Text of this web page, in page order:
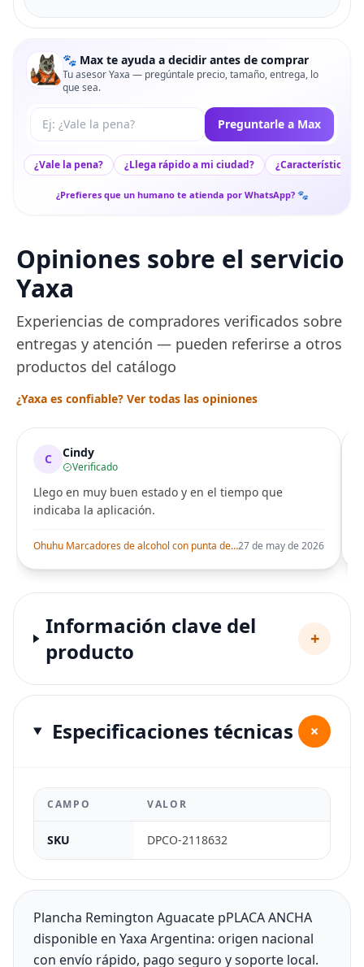
🐾 Max te ayuda a decidir antes de comprar
Tu asesor Yaxa — pregúntale precio, tamaño, entrega, lo
que sea.
Tu pregunta a Max Preguntarle a Max
¿Vale la pena? ¿Llega rápido a mi ciudad? ¿Características
¿Prefieres que un humano te atienda por WhatsApp? 🐾
Opiniones sobre el servicio
Yaxa
Experiencias de compradores verificados sobre
entregas y atención — pueden referirse a otros
productos del catálogo
¿Yaxa es confiable? Ver todas las opiniones
C Cindy
Verificado
Llego en muy buen estado y en el tiempo que
indicaba la aplicación.
Ohuhu Marcadores de alcohol con punta de pincel – Juego de marcadores artísticos de doble punta con certificación AP para artistas adultos27 de may de 2026
Información clave del
producto
+
Especificaciones técnicas +
CAMPO VALOR
SKU DPCO-2118632
Plancha Remington Aguacate pPLACA ANCHA
disponible en Yaxa Argentina: origen nacional
con envío rápido, pago seguro y soporte local.